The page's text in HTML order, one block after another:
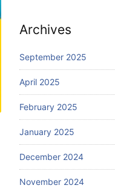
Archives
September 2025
April 2025
February 2025
January 2025
December 2024
November 2024